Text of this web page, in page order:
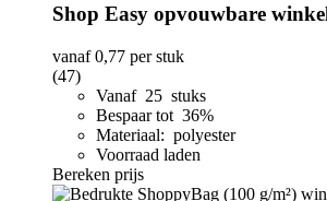
Shop Easy opvouwbare
vanaf0,77 per stuk
(47)
Vanaf 25 stuks
Bespaar tot 36%
Materiaal: polyester
Voorraad laden
Bereken prijs